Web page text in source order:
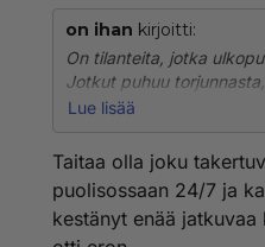
on ihan kirjoitti:
On tilanteita, jotka
Jotkut puhuu
en nyt tarkoita, että juuri
kun asioista ei kyetä
juttu kuin jos siirtyisi
jolloin etuistuin jää
Lue lisää
Taitaa olla joku
puolisossaan 24/7 ja
kestänyt enää